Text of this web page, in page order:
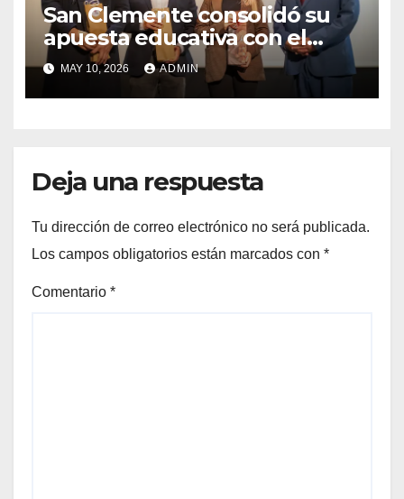
San Clemente consolidó su
apuesta educativa con el
lanzamiento del
Preuniversitario Brotes 2026
MAY 10, 2026 ADMIN
Deja una respuesta
Tu dirección de correo electrónico no será publicada.
Los campos obligatorios están marcados con *
Comentario *